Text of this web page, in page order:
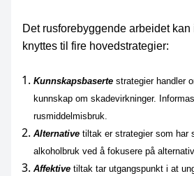
Det rusforebyggende arbeidet
knyttes til fire hovedstrategier:
Kunnskapsbaserte strategier handler
kunnskap om skadevirkninger.
rusmiddelmisbruk.
Alternative tiltak er strategier som har
alkoholbruk ved å fokusere på
Affektive tiltak tar utgangspunkt i at